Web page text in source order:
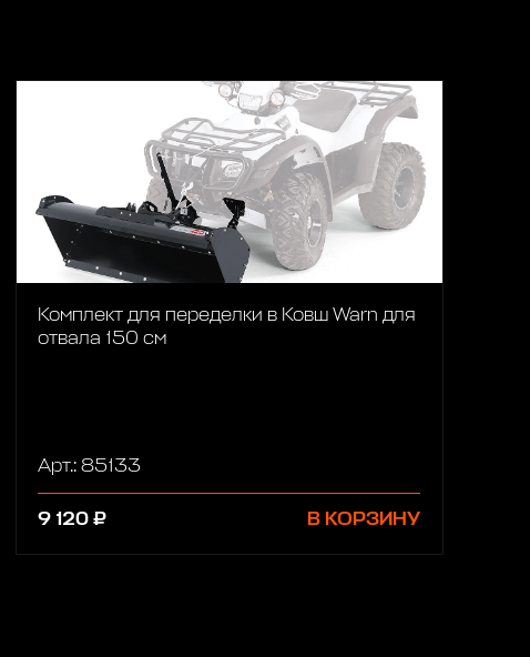
Комплект для переделки в Ковш Warn для
отвала 150 см
Арт.: 85133
9 120 ₽ В КОРЗИНУ